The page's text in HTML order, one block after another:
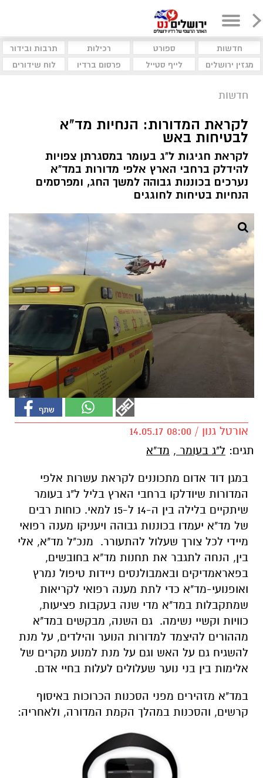
חדשות ספורט רכילות
תרבות ובידור
מגזין ירושלים
לייף סטייל פרסום ברדיו לוח שידורים
חדשות
לקראת המדורות: הנחיות מד"א
לבטיחות באש
לקראת חגיגות ל"ג בעומר במסגרתן צפויות
להידלק ברחבי הארץ אלפי מדורות במד"א
נערכים בכוננות גבוהה למשך החג, ומפרסמים
הנחיות בטיחות לחוגגים
אורטל גנון / 08:00 14.05.17
תגים: ל"ג בעומר , מד"א
במגן דוד אדום מתכוננים לקראת עשרות אלפי
המדורות שיודלקו ברחבי הארץ בליל ל"ג בעומר
שיתקיים בלילה בין ה-14 ל-15 למאי. כוחות רבים
של מד"א יעמדו בכוננות גבוהה ויעניקו מענה רפואי
מיידי לכל צורך שעלול להתעורר. מנכ"ל מד"א, אלי
בין, הנחה לתגבר את תחנות מד"א בחובשים,
בפאראמדיקים ובאמבולנסים ניידות טיפול נמרץ
ואופנועי-מד"א כדי לתת מענה רפואי לקריאות
שמתקבלות במד"א מדי שנה בעקבות פציעות,
כוויות וקשיי נשימה. גם השנה, מבקשים במד"א
מההורים להיצמד למדורות הנוער והילדים, על מנת
להשגיח גם על האש וגם על מנת למנוע מקרים של
אלימות בין בני נוער שעלולים לעלות בחיי אדם.
במד"א מזהירים מפני הסכנות הכרוכות באיסוף
קרשים, והסכנות במהלך הקמת המדורה, ולאחריה: